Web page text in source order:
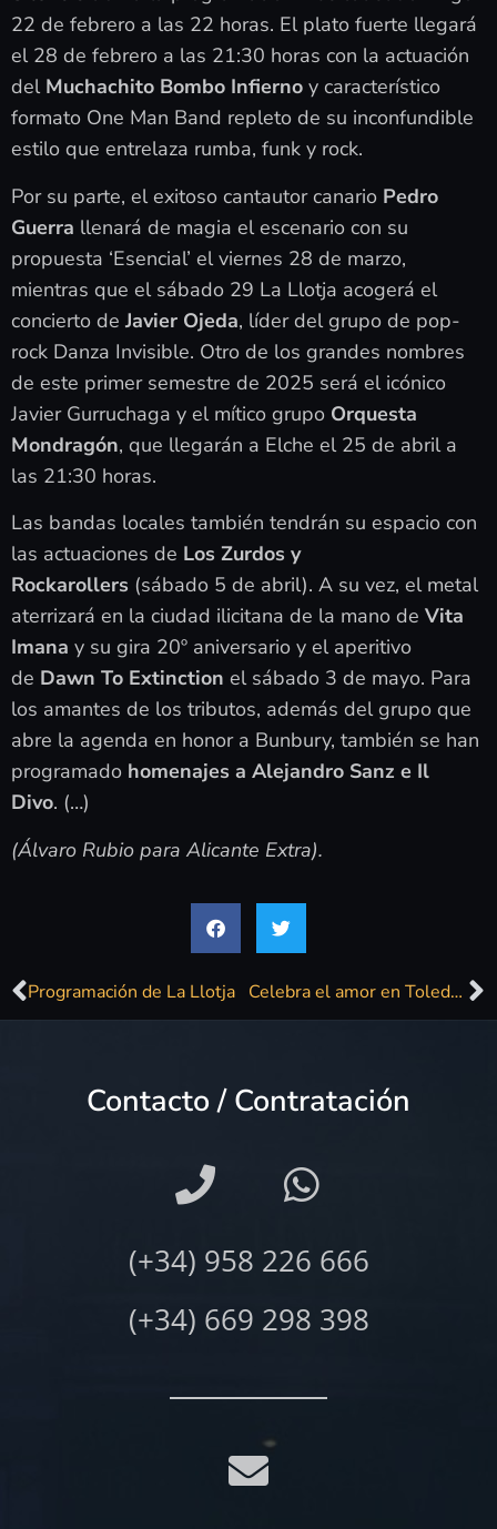
22 de febrero a las 22 horas. El plato fuerte llegará
el 28 de febrero a las 21:30 horas con la actuación
del Muchachito Bombo Infierno y característico
formato One Man Band repleto de su inconfundible
estilo que entrelaza rumba, funk y rock.
Por su parte, el exitoso cantautor canario Pedro
Guerra llenará de magia el escenario con su
propuesta ‘Esencial’ el viernes 28 de marzo,
mientras que el sábado 29 La Llotja acogerá el
concierto de Javier Ojeda, líder del grupo de pop-
rock Danza Invisible. Otro de los grandes nombres
de este primer semestre de 2025 será el icónico
Javier Gurruchaga y el mítico grupo Orquesta
Mondragón, que llegarán a Elche el 25 de abril a
las 21:30 horas.
Las bandas locales también tendrán su espacio con
las actuaciones de Los Zurdos y
Rockarollers (sábado 5 de abril). A su vez, el metal
aterrizará en la ciudad ilicitana de la mano de Vita
Imana y su gira 20º aniversario y el aperitivo
de Dawn To Extinction el sábado 3 de mayo. Para
los amantes de los tributos, además del grupo que
abre la agenda en honor a Bunbury, también se han
programado homenajes a Alejandro Sanz e Il
Divo. (…)
(Álvaro Rubio para Alicante Extra).
Programación de La Llotja Celebra el amor en Toledo con LOS40 Classic en ‘La Clássica Fiesta Ochentera: Enamorados’
Contacto / Contratación
(+34) 958 226 666
(+34) 669 298 398